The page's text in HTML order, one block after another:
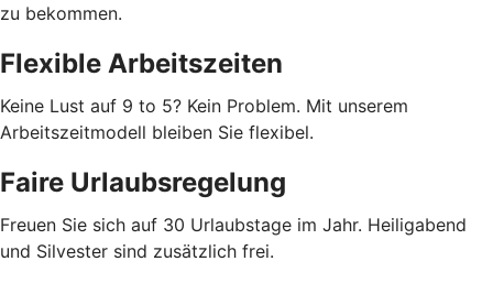
zu bekommen.
Flexible Arbeitszeiten
Keine Lust auf 9 to 5? Kein Problem. Mit unserem
Arbeitszeitmodell bleiben Sie flexibel.
Faire Urlaubsregelung
Freuen Sie sich auf 30 Urlaubstage im Jahr. Heiligabend
und Silvester sind zusätzlich frei.